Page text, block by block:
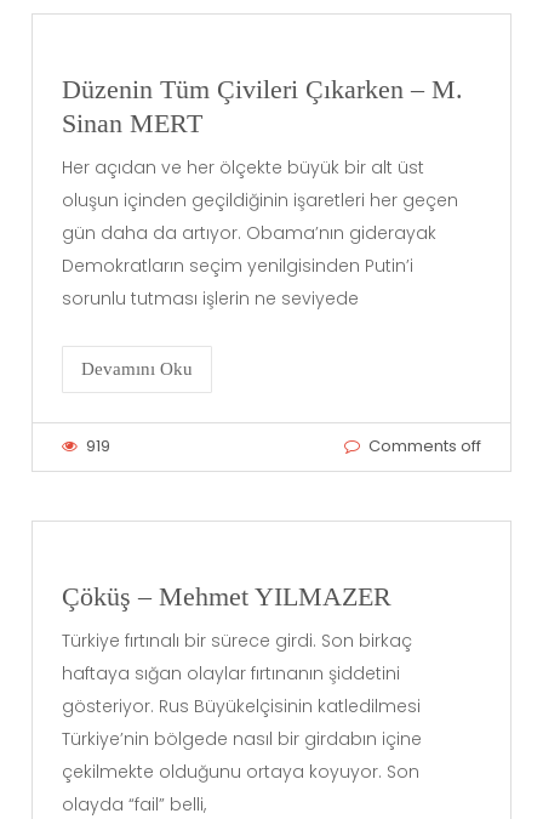
Düzenin Tüm Çivileri Çıkarken – M.
Sinan MERT
Her açıdan ve her ölçekte büyük bir alt üst
oluşun içinden geçildiğinin işaretleri her geçen
gün daha da artıyor. Obama’nın giderayak
Demokratların seçim yenilgisinden Putin’i
sorunlu tutması işlerin ne seviyede
Devamını Oku
919 Comments off
Çöküş – Mehmet YILMAZER
Türkiye fırtınalı bir sürece girdi. Son birkaç
haftaya sığan olaylar fırtınanın şiddetini
gösteriyor. Rus Büyükelçisinin katledilmesi
Türkiye’nin bölgede nasıl bir girdabın içine
çekilmekte olduğunu ortaya koyuyor. Son
olayda “fail” belli,